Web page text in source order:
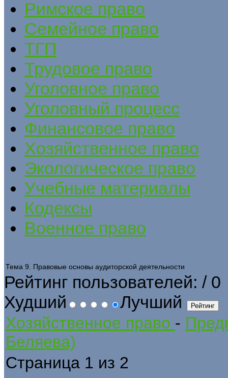
Римское право
Семейное право
ТГП
Трудовое право
Уголовное право
Уголовный процесс
Финансовое право
Хозяйственное право
Экологическое право
Учебные материалы
Кодексы
Военное право
Тема 9. Правовые основы аудиторской деятельности
Рейтинг пользователей: / 0
Худший
Лучший
Хозяйственное право -
Беляева)
Страница 1 из 2